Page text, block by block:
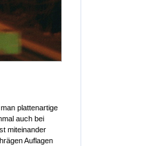
plattenartige
auch bei
miteinander
Auflagen